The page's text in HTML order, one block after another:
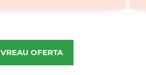
VREAU OFERTA